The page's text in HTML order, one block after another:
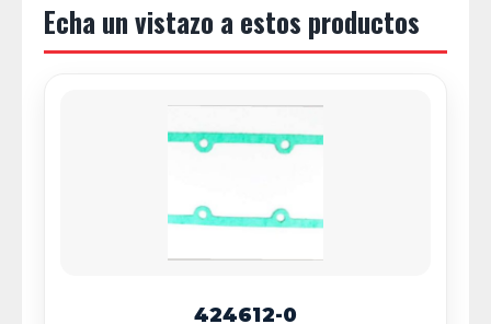
Echa un vistazo a estos productos
424612-0